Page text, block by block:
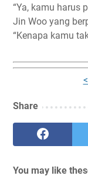
“Ya, kamu harus
Jin Woo yang
“Kenapa kamu
Share
You may like